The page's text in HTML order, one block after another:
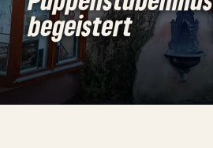
begeistert